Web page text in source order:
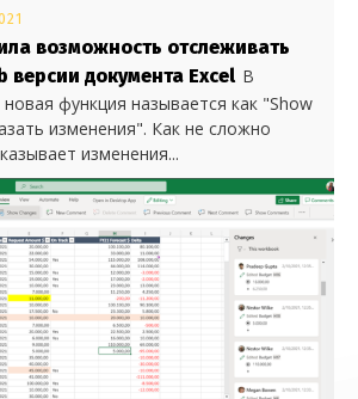
возможность отслеживать
версии документа Excel В
новая функция называется как "Show
изменения". Как не сложно
изменения...